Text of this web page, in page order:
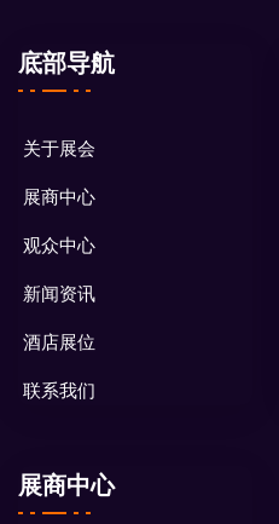
底部导航
关于展会
展商中心
观众中心
新闻资讯
酒店展位
联系我们
展商中心